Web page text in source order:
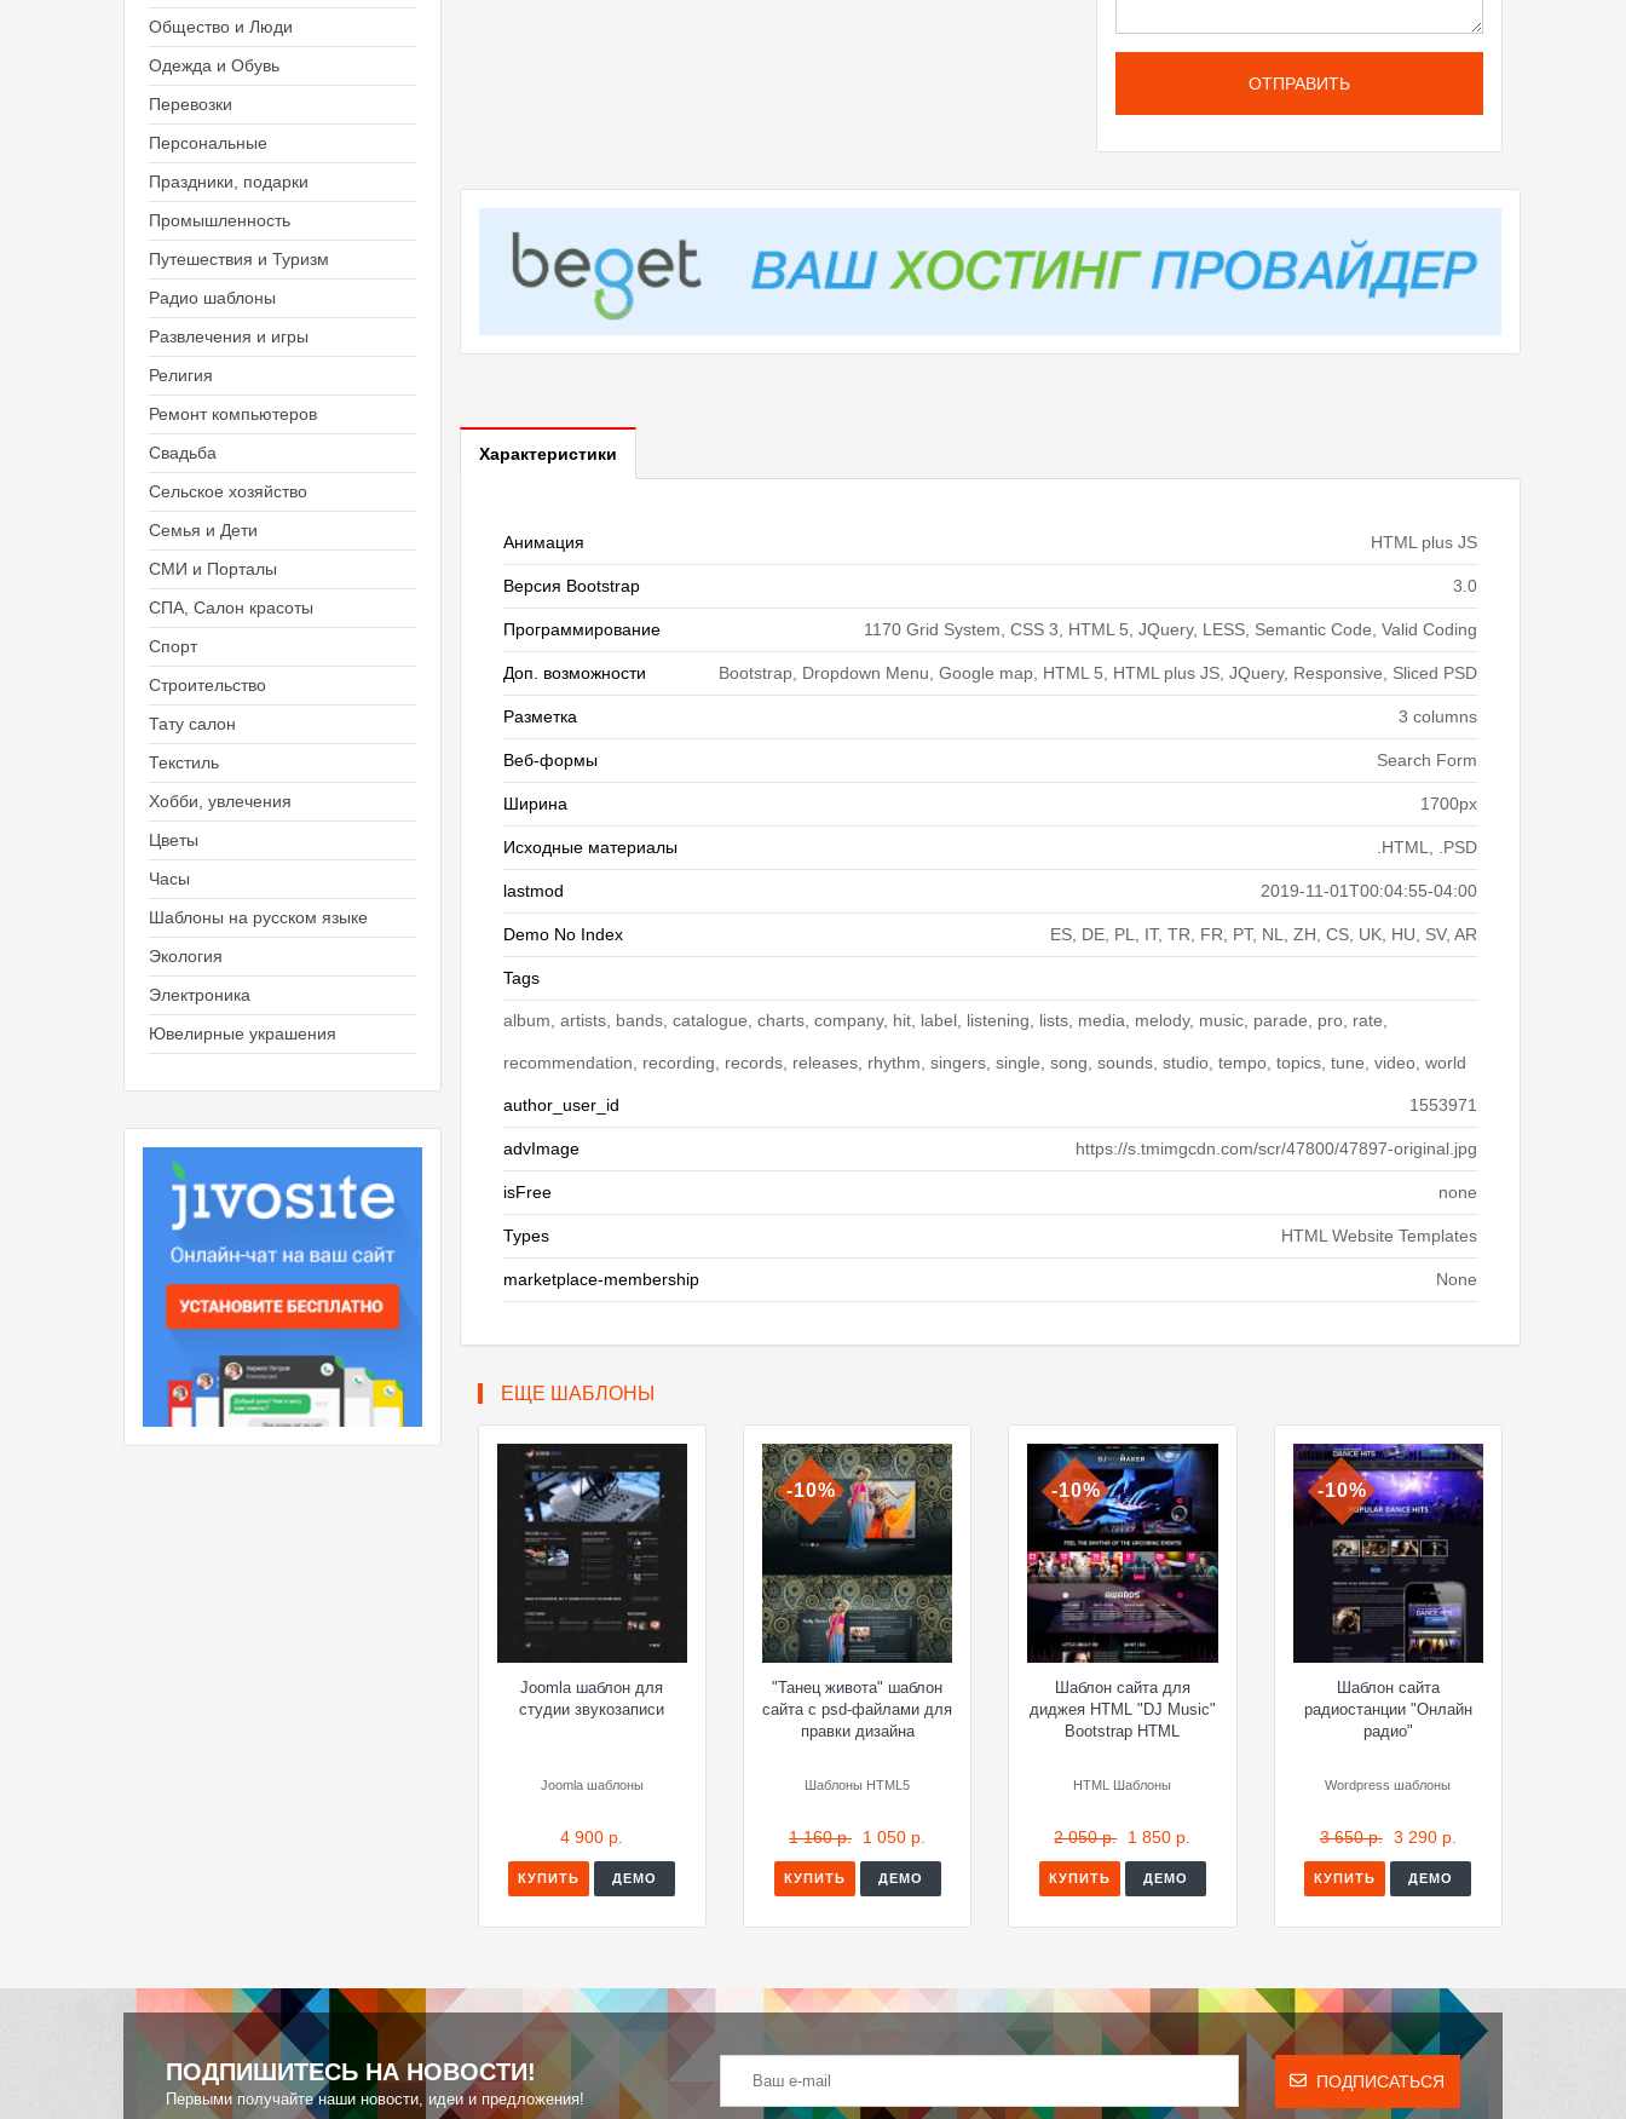
Общество и Люди
Одежда и Обувь
Перевозки
Персональные
Праздники, подарки
Промышленность
Путешествия и Туризм
Радио шаблоны
Развлечения и игры
Религия
Ремонт компьютеров
Свадьба
Сельское хозяйство
Семья и Дети
СМИ и Порталы
СПА, Салон красоты
Спорт
Строительство
Тату салон
Текстиль
Хобби, увлечения
Цветы
Часы
Шаблоны на русском языке
Экология
Электроника
Ювелирные украшения
ОТПРАВИТЬ
Характеристики
Анимация HTML plus JS
Версия Bootstrap 3.0
Программирование 1170 Grid System, CSS 3, HTML 5, JQuery, LESS, Semantic Code, Valid Coding
Доп. возможности Bootstrap, Dropdown Menu, Google map, HTML 5, HTML plus JS, JQuery, Responsive, Sliced PSD
Разметка 3 columns
Веб-формы Search Form
Ширина 1700px
Исходные материалы .HTML, .PSD
lastmod 2019-11-01T00:04:55-04:00
Demo No Index ES, DE, PL, IT, TR, FR, PT, NL, ZH, CS, UK, HU, SV, AR
Tags
album, artists, bands, catalogue, charts, company, hit, label, listening, lists, media, melody, music, parade, pro, rate,
recommendation, recording, records, releases, rhythm, singers, single, song, sounds, studio, tempo, topics, tune, video, world
author_user_id 1553971
advImage https://s.tmimgcdn.com/scr/47800/47897-original.jpg
isFree none
Types HTML Website Templates
marketplace-membership None
ЕЩЕ ШАБЛОНЫ
Joomla шаблон для
студии звукозаписи
Joomla шаблоны
4 900 р.
КУПИТЬ ДЕМО
-10%
"Танец живота" шаблон
сайта с psd-файлами для
правки дизайна
Шаблоны HTML5
1 160 р. 1 050 р.
КУПИТЬ ДЕМО
-10%
Шаблон сайта для
диджея HTML "DJ Music"
Bootstrap HTML
HTML Шаблоны
2 050 р. 1 850 р.
КУПИТЬ ДЕМО
-10%
Шаблон сайта
радиостанции "Онлайн
радио"
Wordpress шаблоны
3 650 р. 3 290 р.
КУПИТЬ ДЕМО
ПОДПИШИТЕСЬ НА НОВОСТИ!
Первыми получайте наши новости, идеи и предложения!
ПОДПИСАТЬСЯ